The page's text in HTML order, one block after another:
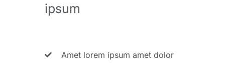
ipsum
Amet lorem ipsum amet dolor